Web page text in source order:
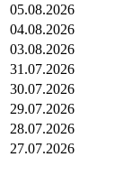
05.08.2026
04.08.2026
03.08.2026
31.07.2026
30.07.2026
29.07.2026
28.07.2026
27.07.2026